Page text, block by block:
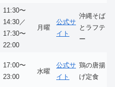
11:30〜
14:30／
17:30〜
22:00
月曜
公式サ
イト
沖縄そば
とラフテ
ー
17:00〜
23:00
水曜
公式サ
イト
鶏の唐揚
げ定食